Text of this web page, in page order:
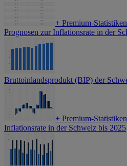
+ Premium-Statistiken
Prognosen zur Inflationsrate in der
Bruttoinlandsprodukt (BIP) der
+ Premium-Statistiken
Inflationsrate in der Schweiz bis 2025